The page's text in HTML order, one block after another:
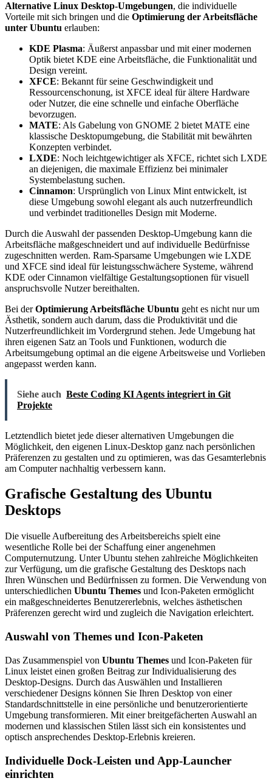
Alternative Linux Desktop-Umgebungen, die individuelle
Vorteile mit sich bringen und die Optimierung der Arbeitsfläche
unter Ubuntu erlauben:
KDE Plasma: Äußerst anpassbar und mit einer modernen
Optik bietet KDE eine Arbeitsfläche, die Funktionalität und
Design vereint.
XFCE: Bekannt für seine Geschwindigkeit und
Ressourcenschonung, ist XFCE ideal für ältere Hardware
oder Nutzer, die eine schnelle und einfache Oberfläche
bevorzugen.
MATE: Als Gabelung von GNOME 2 bietet MATE eine
klassische Desktopumgebung, die Stabilität mit bewährten
Konzepten verbindet.
LXDE: Noch leichtgewichtiger als XFCE, richtet sich LXDE
an diejenigen, die maximale Effizienz bei minimaler
Systembelastung suchen.
Cinnamon: Ursprünglich von Linux Mint entwickelt, ist
diese Umgebung sowohl elegant als auch nutzerfreundlich
und verbindet traditionelles Design mit Moderne.
Durch die Auswahl der passenden Desktop-Umgebung kann die
Arbeitsfläche maßgeschneidert und auf individuelle Bedürfnisse
zugeschnitten werden. Ram-Sparsame Umgebungen wie LXDE
und XFCE sind ideal für leistungsschwächere Systeme, während
KDE oder Cinnamon vielfältige Gestaltungsoptionen für visuell
anspruchsvolle Nutzer bereithalten.
Bei derOptimierung Arbeitsfläche Ubuntu geht es nicht nur um
Ästhetik, sondern auch darum, dass die Produktivität und die
Nutzerfreundlichkeit im Vordergrund stehen. Jede Umgebung hat
ihren eigenen Satz an Tools und Funktionen, wodurch die
Arbeitsumgebung optimal an die eigene Arbeitsweise und Vorlieben
angepasst werden kann.
Siehe auch Beste Coding KI Agents integriert in Git
Projekte
Letztendlich bietet jede dieser alternativen Umgebungen die
Möglichkeit, den eigenen Linux-Desktop ganz nach persönlichen
Präferenzen zu gestalten und zu optimieren, was das Gesamterlebnis
am Computer nachhaltig verbessern kann.
Grafische Gestaltung des Ubuntu
Desktops
Die visuelle Aufbereitung des Arbeitsbereichs spielt eine
wesentliche Rolle bei der Schaffung einer angenehmen
Computernutzung. Unter Ubuntu stehen zahlreiche Möglichkeiten
zur Verfügung, um die grafische Gestaltung des Desktops nach
Ihren Wünschen und Bedürfnissen zu formen. Die Verwendung von
unterschiedlichen Ubuntu Themes und Icon-Paketen ermöglicht
ein maßgeschneidertes Benutzererlebnis, welches ästhetischen
Präferenzen gerecht wird und zugleich die Navigation erleichtert.
Auswahl von Themes und Icon-Paketen
Das Zusammenspiel von Ubuntu Themes und Icon-Paketen für
Linux leistet einen großen Beitrag zur Individualisierung des
Desktop-Designs. Durch das Auswählen und Installieren
verschiedener Designs können Sie Ihren Desktop von einer
Standardschnittstelle in eine persönliche und benutzerorientierte
Umgebung transformieren. Mit einer breitgefächerten Auswahl an
modernen und klassischen Stilen lässt sich ein konsistentes und
optisch ansprechendes Desktop-Erlebnis kreieren.
Individuelle Dock-Leisten und App-Launcher
einrichten